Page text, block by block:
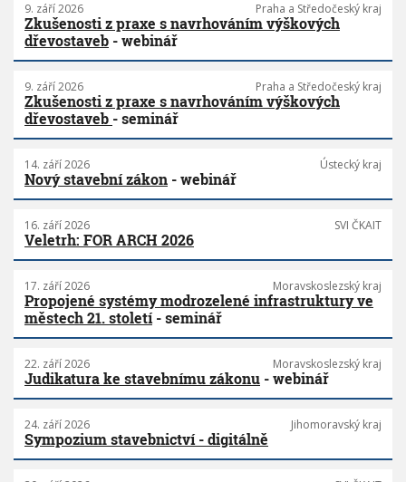
9. září 2026 Praha a Středočeský kraj
Zkušenosti z praxe s navrhováním výškových
dřevostaveb - webinář
9. září 2026 Praha a Středočeský kraj
Zkušenosti z praxe s navrhováním výškových
dřevostaveb - seminář
14. září 2026 Ústecký kraj
Nový stavební zákon - webinář
16. září 2026 SVI ČKAIT
Veletrh: FOR ARCH 2026
17. září 2026 Moravskoslezský kraj
Propojené systémy modrozelené infrastruktury ve
městech 21. století- seminář
22. září 2026 Moravskoslezský kraj
Judikatura ke stavebnímu zákonu - webinář
24. září 2026 Jihomoravský kraj
Sympozium stavebnictví - digitálně